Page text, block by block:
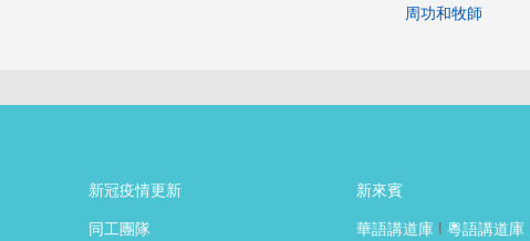
周功和牧師
新冠疫情更新 新來賓
同工團隊
華語講道庫 l 粵語講道庫